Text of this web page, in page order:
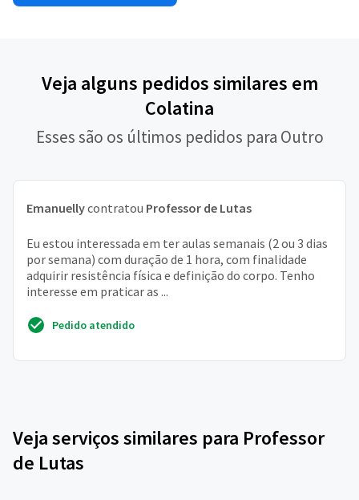
Veja alguns pedidos similares em
Colatina
Esses são os últimos pedidos para Outro
Emanuellycontratou Professor de Lutas
Eu estou interessada em ter aulas semanais (2 ou 3 dias
por semana) com duração de 1 hora, com finalidade
adquirir resistência física e definição do corpo. Tenho
interesse em praticar as ...
Pedido atendido
Veja serviços similares para Professor
de Lutas